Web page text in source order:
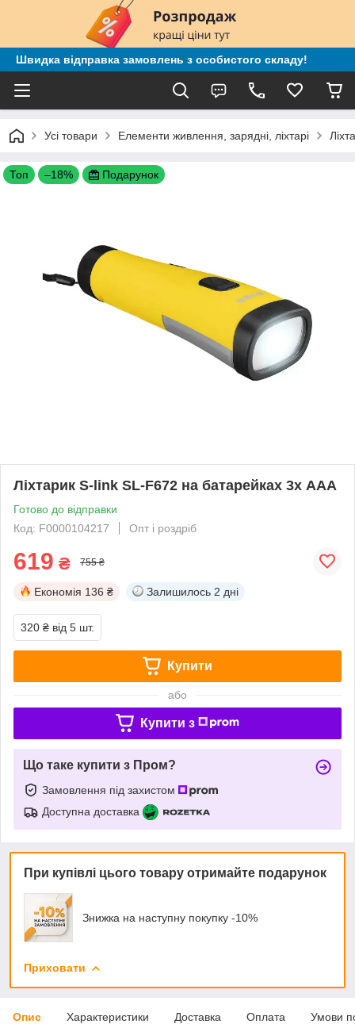
Швидка відправка замовлень з особистого складу!
Усі товари Елементи живлення, зарядні, ліхтарі
Топ –18% Подарунок
Ліхтарик S-link SL-F672 на батарейках 3х AAA
Готово до відправки
Код: F0000104217
Опт і роздріб
619 ₴ 755 ₴
Економія 136 ₴ Залишилось 2 дні
320 ₴ від 5 шт.
Купити
або
Купити з
Що таке купити з Пром?
Замовлення під захистом
Доступна доставка
При купівлі цього товару отримайте подарунок
Знижка на наступну покупку -10%
Приховати
Опис Характеристики Доставка Оплата Умови